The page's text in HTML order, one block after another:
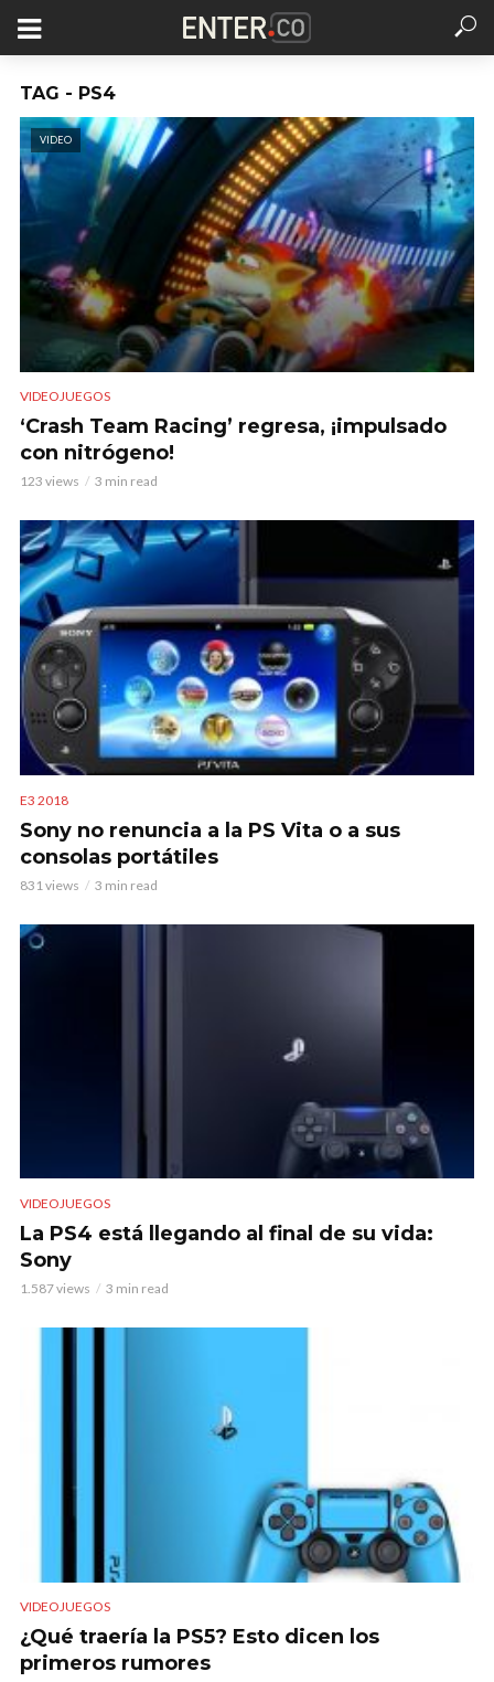
TAG - PS4
VIDEO
VIDEOJUEGOS
‘Crash Team Racing’ regresa, ¡impulsado
con nitrógeno!
123 views 3 min read
E3 2018
Sony no renuncia a la PS Vita o a sus
consolas portátiles
831 views 3 min read
VIDEOJUEGOS
La PS4 está llegando al final de su vida:
Sony
1.587 views 3 min read
VIDEOJUEGOS
¿Qué traería la PS5? Esto dicen los
primeros rumores